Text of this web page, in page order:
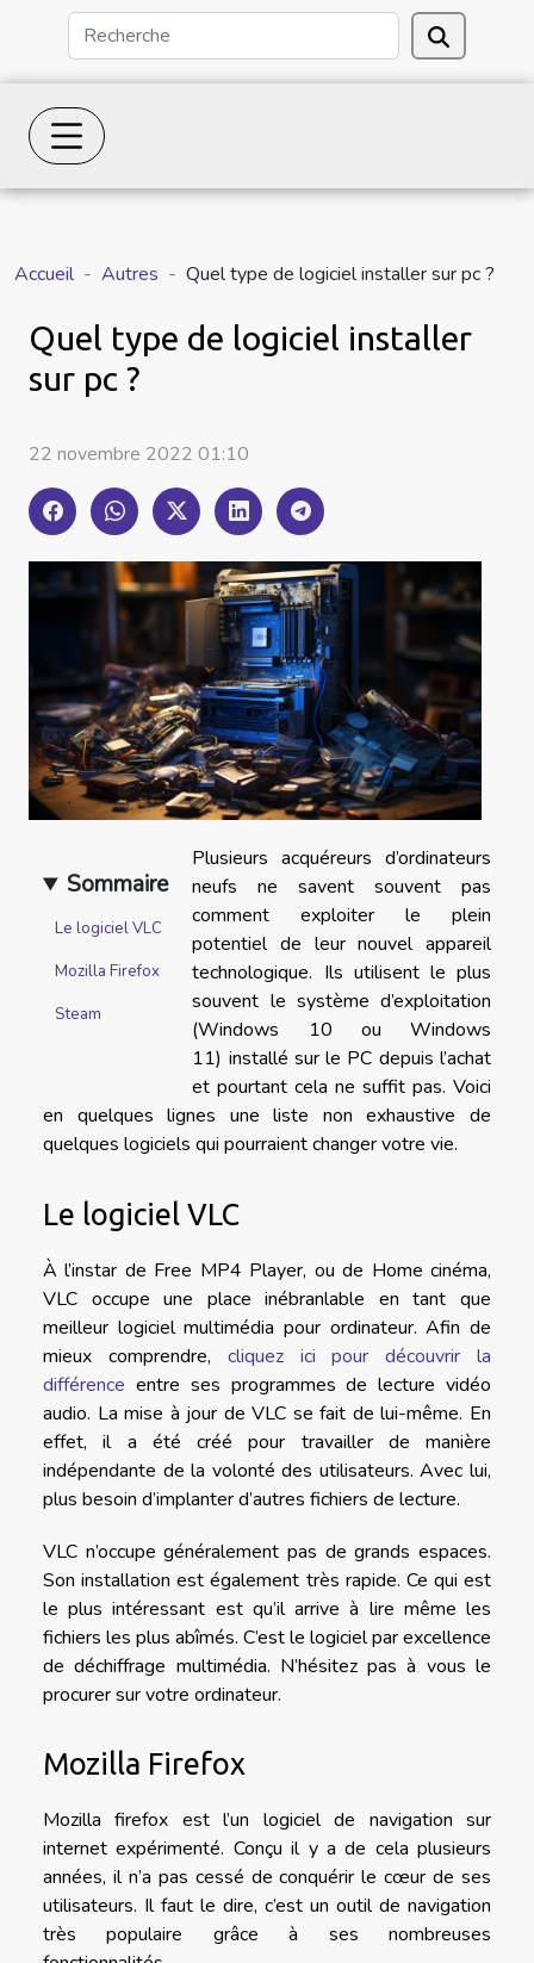
Accueil Autres Quel type de logiciel installer sur pc ?
Quel type de logiciel installer
sur pc ?
22 novembre 2022 01:10
Sommaire
Le logiciel VLC
Mozilla Firefox
Steam
Plusieurs acquéreurs d’ordinateurs
neufs ne savent souvent pas
comment exploiter le plein
potentiel de leur nouvel appareil
technologique. Ils utilisent le plus
souvent le système d’exploitation
(Windows 10 ou Windows
11) installé sur le PC depuis l’achat
et pourtant cela ne suffit pas. Voici
en quelques lignes une liste non exhaustive de
quelques logiciels qui pourraient changer votre vie.
Le logiciel VLC
À l’instar de Free MP4 Player, ou de Home cinéma,
VLC occupe une place inébranlable en tant que
meilleur logiciel multimédia pour ordinateur. Afin de
mieux comprendre, cliquez ici pour découvrir la
différence entre ses programmes de lecture vidéo
audio. La mise à jour de VLC se fait de lui-même. En
effet, il a été créé pour travailler de manière
indépendante de la volonté des utilisateurs. Avec lui,
plus besoin d’implanter d’autres fichiers de lecture.
VLC n’occupe généralement pas de grands espaces.
Son installation est également très rapide. Ce qui est
le plus intéressant est qu’il arrive à lire même les
fichiers les plus abîmés. C’est le logiciel par excellence
de déchiffrage multimédia. N’hésitez pas à vous le
procurer sur votre ordinateur.
Mozilla Firefox
Mozilla firefox est l’un logiciel de navigation sur
internet expérimenté. Conçu il y a de cela plusieurs
années, il n’a pas cessé de conquérir le cœur de ses
utilisateurs. Il faut le dire, c’est un outil de navigation
très populaire grâce à ses nombreuses